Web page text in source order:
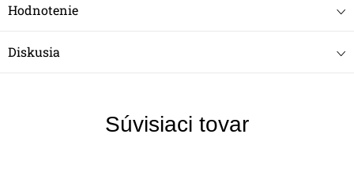
Hodnotenie
Diskusia
Súvisiaci tovar